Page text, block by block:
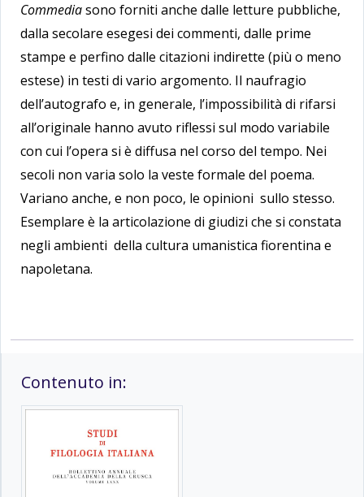
Commediasono forniti anche dalle letture pubbliche,
dalla secolare esegesi dei commenti, dalle prime
stampe e perfino dalle citazioni indirette (più o meno
estese) in testi di vario argomento. Il naufragio
dell’autografo e, in generale, l’impossibilità di rifarsi
all’originale hanno avuto riflessi sul modo variabile
con cui l’opera si è diffusa nel corso del tempo. Nei
secoli non varia solo la veste formale del poema.
Variano anche, e non poco, le opinioni sullo stesso.
Esemplare è la articolazione di giudizi che si constata
negli ambienti della cultura umanistica fiorentina e
napoletana.
Contenuto in: